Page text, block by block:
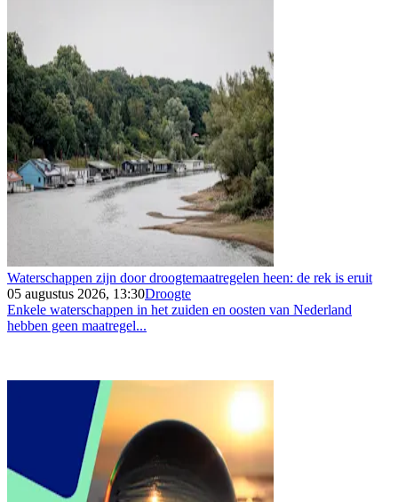
Waterschappen zijn door droogtemaatregelen heen: de rek is eruit
05 augustus 2026, 13:30Droogte
Enkele waterschappen in het zuiden en oosten van Nederland
hebben geen maatregel...